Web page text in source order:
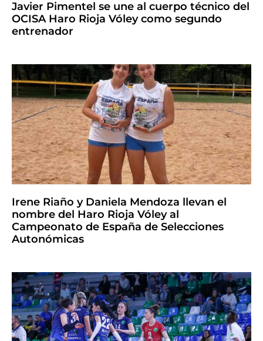
Javier Pimentel se une al cuerpo técnico del
OCISA Haro Rioja Vóley como segundo
entrenador
Irene Riaño y Daniela Mendoza llevan el
nombre del Haro Rioja Vóley al
Campeonato de España de Selecciones
Autonómicas